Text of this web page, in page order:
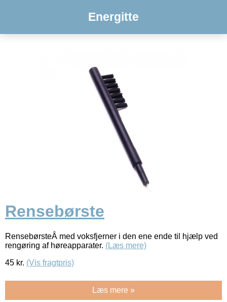
Energitte
Rensebørste
RensebørsteÂ med voksfjerner i den ene ende til hjælp ved
rengøring af høreapparater. (Læs mere)
45 kr. (Vis fragtpris)
Læs mere »